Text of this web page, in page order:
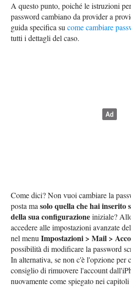
A questo punto, poiché le istruzioni
password cambiano da provider a
guida specifica sucome cambiare
tutti i dettagli del caso.
Come dici? Non vuoi cambiare la
posta masolo quella che hai inserito
della sua configurazioneiniziale?
accedere alle impostazioni avanzate
nel menuImpostazioni > Mail >
possibilità di modificare la password
In alternativa, se non c'è l'opzione per
consiglio di rimuovere l'account
nuovamente come spiegato nei